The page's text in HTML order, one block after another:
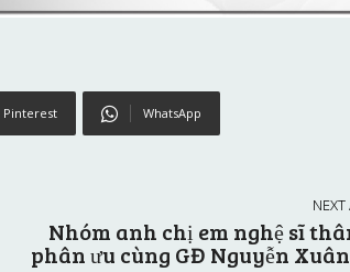
Pinterest WhatsApp
Nhóm anh chị em nghệ sĩ
phân ưu cùng GĐ Nguyễn